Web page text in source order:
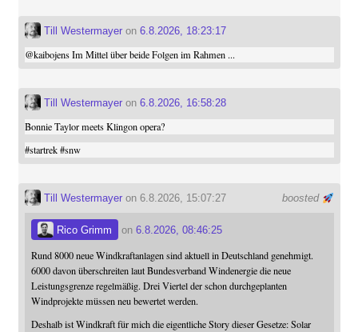
Till Westermayeron 6.8.2026, 18:23:17
@kaibojensIm Mittel über beide Folgen im Rahmen ...
Till Westermayeron 6.8.2026, 16:58:28
Bonnie Taylor meets Klingon opera?
#startrek #snw
boosted
Till Westermayeron 6.8.2026, 15:07:27
Rico Grimm on 6.8.2026, 08:46:25
Rund 8000 neue Windkraftanlagen sind aktuell in Deutschland genehmigt.
6000 davon überschreiten laut Bundesverband Windenergie die neue
Leistungsgrenze regelmäßig. Drei Viertel der schon durchgeplanten
Windprojekte müssen neu bewertet werden.
Deshalb ist Windkraft für mich die eigentliche Story dieser Gesetze: Solar